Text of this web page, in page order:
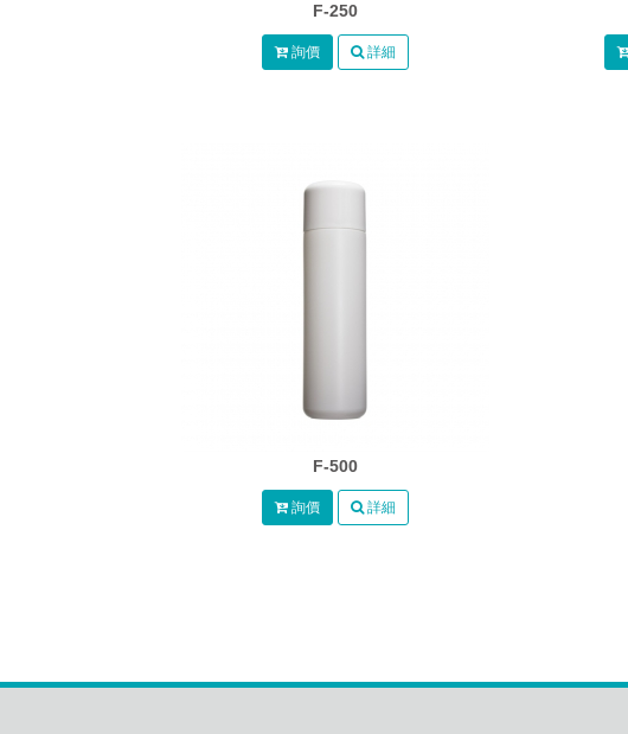
F-250
詢價 詳細
F-500
詢價 詳細